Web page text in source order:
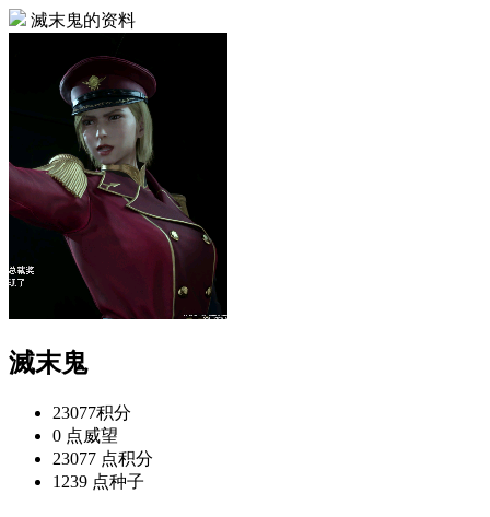
滅末鬼的资料
滅末鬼
23077积分
0 点威望
23077 点积分
1239 点种子